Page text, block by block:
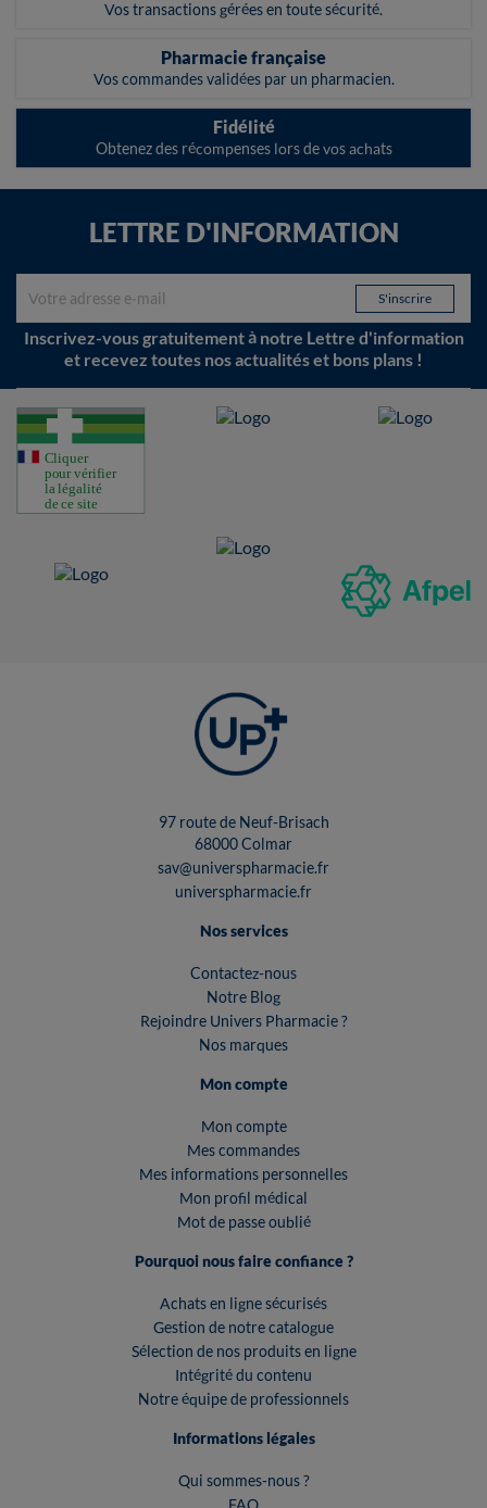
Vos transactions gérées en toute sécurité.
Pharmacie française
Vos commandes validées par un pharmacien.
Fidélité
Obtenez des récompenses lors de vos achats
LETTRE D'INFORMATION
Inscrivez-vous gratuitement à notre Lettre d'information
et recevez toutes nos actualités et bons plans !
97 route de Neuf-Brisach
68000 Colmar
sav@universpharmacie.fr
universpharmacie.fr
Nos services
Contactez-nous
Notre Blog
Rejoindre Univers Pharmacie ?
Nos marques
Mon compte
Mon compte
Mes commandes
Mes informations personnelles
Mon profil médical
Mot de passe oublié
Pourquoi nous faire confiance ?
Achats en ligne sécurisés
Gestion de notre catalogue
Sélection de nos produits en ligne
Intégrité du contenu
Notre équipe de professionnels
Informations légales
Qui sommes-nous ?